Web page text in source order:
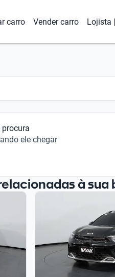
carro Vender carro Lojista
ele chegar
à sua